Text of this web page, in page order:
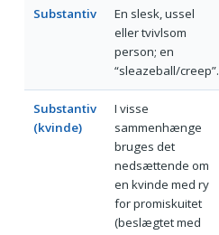
Substantiv
En slesk, ussel
eller tvivlsom
person; en
“sleazeball/creep”.
Substantiv
(kvinde)
I visse
sammenhænge
bruges det
nedsættende om
en kvinde med ry
for promiskuitet
(beslægtet med